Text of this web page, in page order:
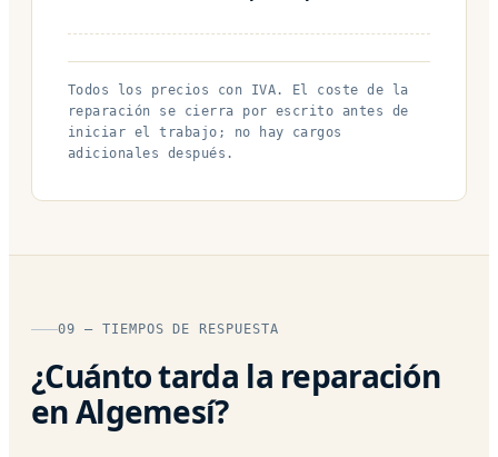
Todos los precios con IVA. El coste de la
reparación se cierra por escrito antes de
iniciar el trabajo; no hay cargos
adicionales después.
09 — TIEMPOS DE RESPUESTA
¿Cuánto tarda la reparación
en Algemesí?